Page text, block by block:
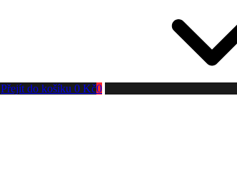
Přejít do košíku 0 Kč0